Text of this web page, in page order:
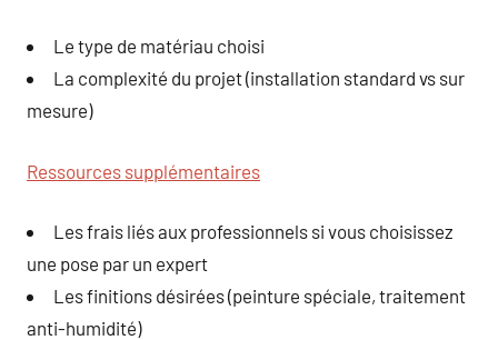
Le type de matériau choisi
La complexité du projet (installation standard vs sur
mesure)
Ressources supplémentaires
Les frais liés aux professionnels si vous choisissez
une pose par un expert
Les finitions désirées (peinture spéciale, traitement
anti-humidité)